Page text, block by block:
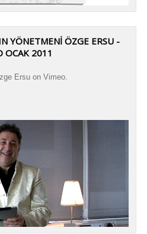
YÖNETMENİ ÖZGE ERSU -
OCAK 2011
Ersu on Vimeo.